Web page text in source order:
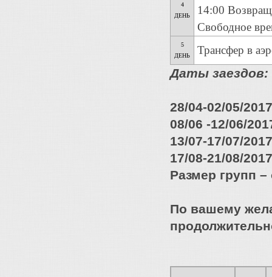
4
ДЕНЬ
14:00
Свободное
5
ДЕНЬ
Трансфер в
Даты заездов:
28/04-02/05/2017
08/06 -12/06/
13/07-17/07/2017
17/08-21/08/2017
Размер групп –
По вашему